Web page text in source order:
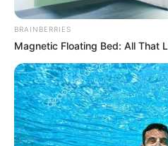
egyébként filmbe illő
Íme a felvétel:
BRAINBERRIES
Magnetic Floating Bed: All That